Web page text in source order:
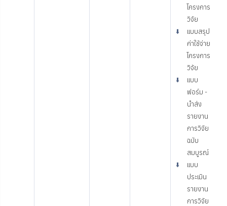
โครงการ
วิจัย
⬇️
แบบสรุป
ค่าใช้จ่าย
โครงการ
วิจัย
⬇️
แบบ
ฟอร์ม -
นำส่ง
รายงาน
การวิจัย
ฉบับ
สมบูรณ์
⬇️
แบบ
ประเมิน
รายงาน
การวิจัย